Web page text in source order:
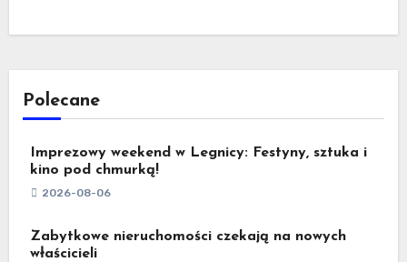
Polecane
Imprezowy weekend w Legnicy: Festyny, sztuka i
kino pod chmurką!
2026-08-06
Zabytkowe nieruchomości czekają na nowych
właścicieli